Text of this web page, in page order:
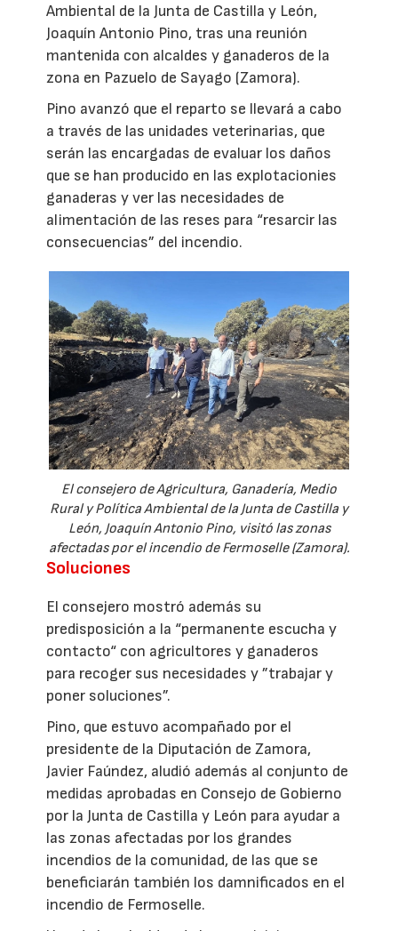
Ambiental de la Junta de Castilla y León,
Joaquín Antonio Pino, tras una reunión
mantenida con alcaldes y ganaderos de la
zona en Pazuelo de Sayago (Zamora).
Pino avanzó que el reparto se llevará a cabo
a través de las unidades veterinarias, que
serán las encargadas de evaluar los daños
que se han producido en las explotacionies
ganaderas y ver las necesidades de
alimentación de las reses para “resarcir las
consecuencias” del incendio.
El consejero de Agricultura, Ganadería, Medio
Rural y Política Ambiental de la Junta de Castilla y
León, Joaquín Antonio Pino, visitó las zonas
afectadas por el incendio de Fermoselle (Zamora).
Soluciones
El consejero mostró además su
predisposición a la “permanente escucha y
contacto“ con agricultores y ganaderos
para recoger sus necesidades y ”trabajar y
poner soluciones”.
Pino, que estuvo acompañado por el
presidente de la Diputación de Zamora,
Javier Faúndez, aludió además al conjunto de
medidas aprobadas en Consejo de Gobierno
por la Junta de Castilla y León para ayudar a
las zonas afectadas por los grandes
incendios de la comunidad, de las que se
beneficiarán también los damnificados en el
incendio de Fermoselle.